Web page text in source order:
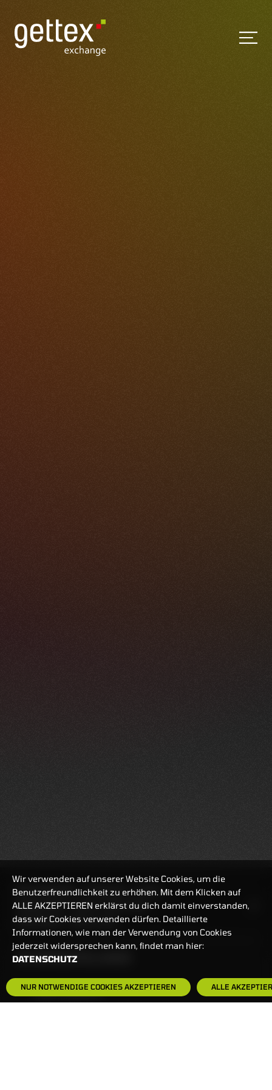
BANKEINSTELLUNGEN
HÄUFIG GESUCHT:
REALTIMEKURSE 07.08.2026
12:30:44
HANDELSZEIT
MO-FR: 7:30-23 UHR
ZERTIFIKATE
8:00-22 UHR
Wir verwenden auf unserer Website Cookies, um die
Benutzerfreundlichkeit zu erhöhen. Mit dem Klicken auf
ALLE AKZEPTIEREN erklärst du dich damit einverstanden,
dass wir Cookies verwenden dürfen. Detaillierte
Informationen, wie man der Verwendung von Cookies
jederzeit widersprechen kann, findet man hier:
DATENSCHUTZ
NUR NOTWENDIGE COOKIES AKZEPTIEREN ALLE